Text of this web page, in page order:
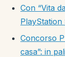
Con “Vita
Concorso
casa”: in